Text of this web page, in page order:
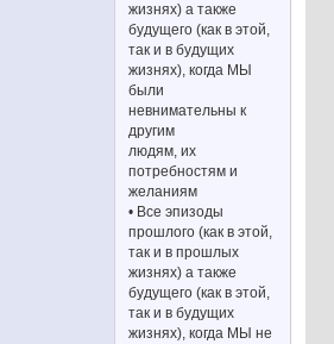
жизнях) а также
будущего (как в этой,
так и в будущих
жизнях), когда МЫ
были
невнимательны к
другим
людям, их
потребностям и
желаниям
• Все эпизоды
прошлого (как в этой,
так и в прошлых
жизнях) а также
будущего (как в этой,
так и в будущих
жизнях), когда МЫ не